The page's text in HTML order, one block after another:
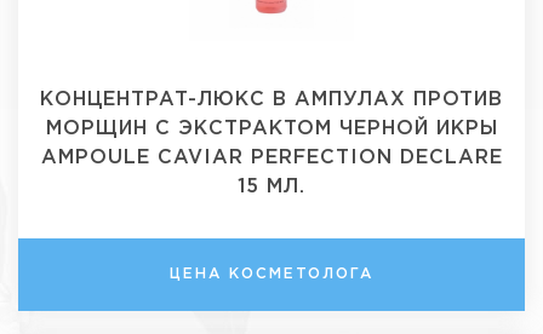
КОНЦЕНТРАТ-ЛЮКС В АМПУЛАХ ПРОТИВ
МОРЩИН С ЭКСТРАКТОМ ЧЕРНОЙ ИКРЫ
AMPOULE CAVIAR PERFECTION DECLARE
15 МЛ.
ЦЕНА КОСМЕТОЛОГА